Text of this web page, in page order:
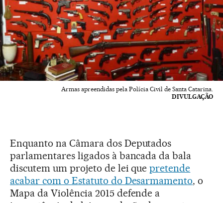
Armas apreendidas pela Polícia Civil de Santa Catarina.
DIVULGAÇÃO
Enquanto na Câmara dos Deputados
parlamentares ligados à bancada da bala
discutem um projeto de lei quepretende
acabar com o Estatuto do Desarmamento, o
Mapa da Violência 2015 defende a